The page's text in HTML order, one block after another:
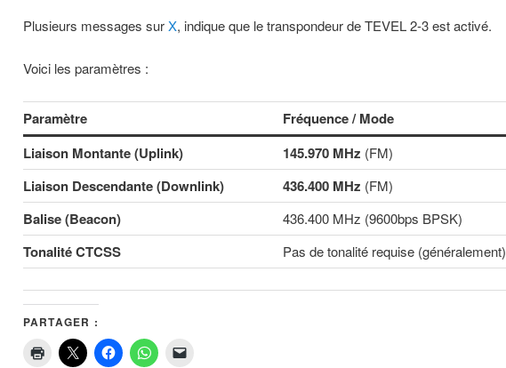
Plusieurs messages surX, indique que le transpondeur de TEVEL 2-3 est activé.
Voici les paramètres :
Paramètre
Fréquence / Mode
Liaison Montante (Uplink)
145.970 MHz (FM)
Liaison Descendante (Downlink) 436.400 MHz (FM)
Balise (Beacon) 436.400 MHz (9600bps BPSK)
Tonalité CTCSS Pas de tonalité requise (généralement)
PARTAGER :